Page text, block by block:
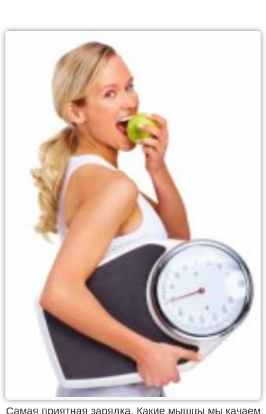
Самая приятная зарядка. Какие мышцы мы качаем